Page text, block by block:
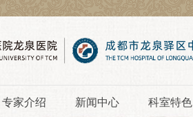
专家介绍 新闻中心 科室特色